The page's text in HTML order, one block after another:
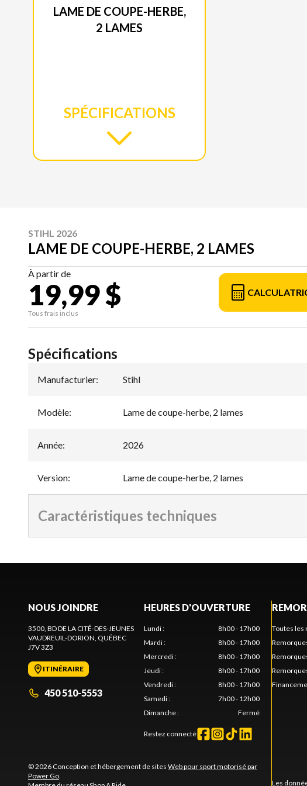
LAME DE COUPE-HERBE,
2 LAMES
SPÉCIFICATIONS
STIHL 2026
LAME DE COUPE-HERBE, 2 LAMES
À partir de
19,99 $
Tous frais inclus
Spécifications
Manufacturier: Stihl
Modèle: Lame de coupe-herbe, 2 lames
Année: 2026
Version: Lame de coupe-herbe, 2 lames
Caractéristiques techniques
NOUS JOINDRE
3500, BD DE LA CITÉ-DES-JEUNES
VAUDREUIL-DORION, QUÉBEC
J7V 3Z3
ITINÉRAIRE
450 510-5553
HEURES D'OUVERTURE
Lundi:
8h00 - 17h00
Mardi:
8h00 - 17h00
Mercredi:
8h00 - 17h00
Jeudi:
8h00 - 17h00
Vendredi:
8h00 - 17h00
Samedi:
7h00 - 12h00
Dimanche: Fermé
Restez connecté
© 2026 Conception et hébergement de sites Web pour sport motorisé par
Power Go.
Toutes les
Les